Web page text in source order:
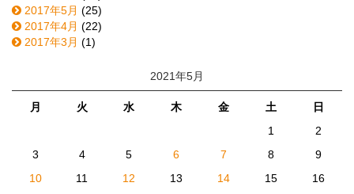
2017年5月 (25)
2017年4月 (22)
2017年3月 (1)
2021年5月
月 火 水 木 金 土
日
1
2
3
4 5 6 7 8
9
10
11 12 13 14 15
16